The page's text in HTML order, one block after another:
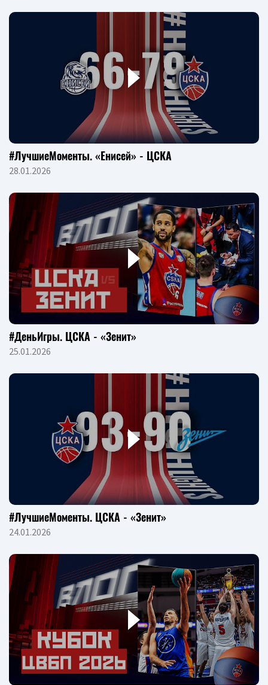
#ЛучшиеМоменты. «Енисей» - ЦСКА
28.01.2026
#ДеньИгры. ЦСКА - «Зенит»
25.01.2026
#ЛучшиеМоменты. ЦСКА - «Зенит»
24.01.2026